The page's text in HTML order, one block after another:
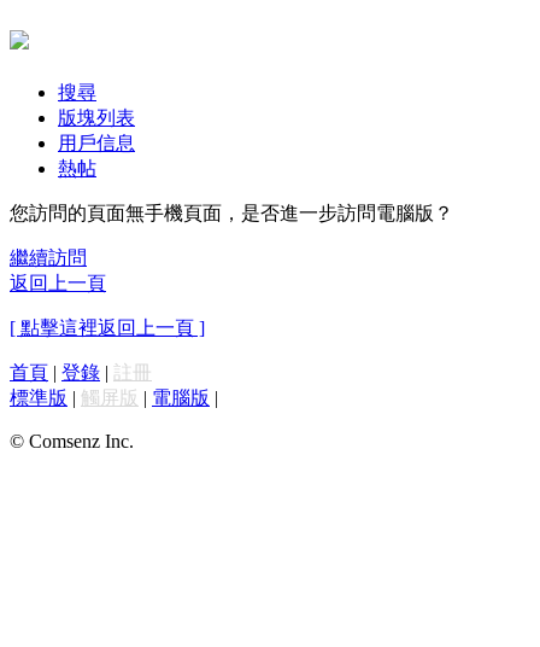
搜尋
版塊列表
用戶信息
熱帖
您訪問的頁面無手機頁面，是否進一步訪問電腦版？
繼續訪問
返回上一頁
[ 點擊這裡返回上一頁 ]
首頁 | 登錄 | 註冊
標準版 | 觸屏版 | 電腦版 |
© Comsenz Inc.